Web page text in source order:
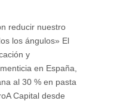
reducir nuestro
los ángulos» El
y
en España,
al 30 % en pasta
Capital desde